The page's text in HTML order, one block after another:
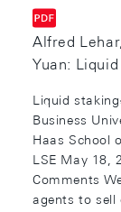
Alfred
Yuan:
Liquid
Business
Haas School
LSE May 18,
Comments
agents to sell